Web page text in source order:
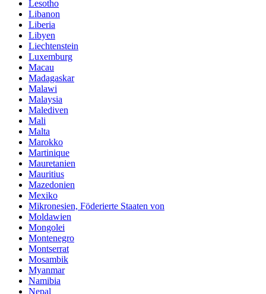
Lesotho
Libanon
Liberia
Libyen
Liechtenstein
Luxemburg
Macau
Madagaskar
Malawi
Malaysia
Malediven
Mali
Malta
Marokko
Martinique
Mauretanien
Mauritius
Mazedonien
Mexiko
Mikronesien, Föderierte Staaten von
Moldawien
Mongolei
Montenegro
Montserrat
Mosambik
Myanmar
Namibia
Nepal